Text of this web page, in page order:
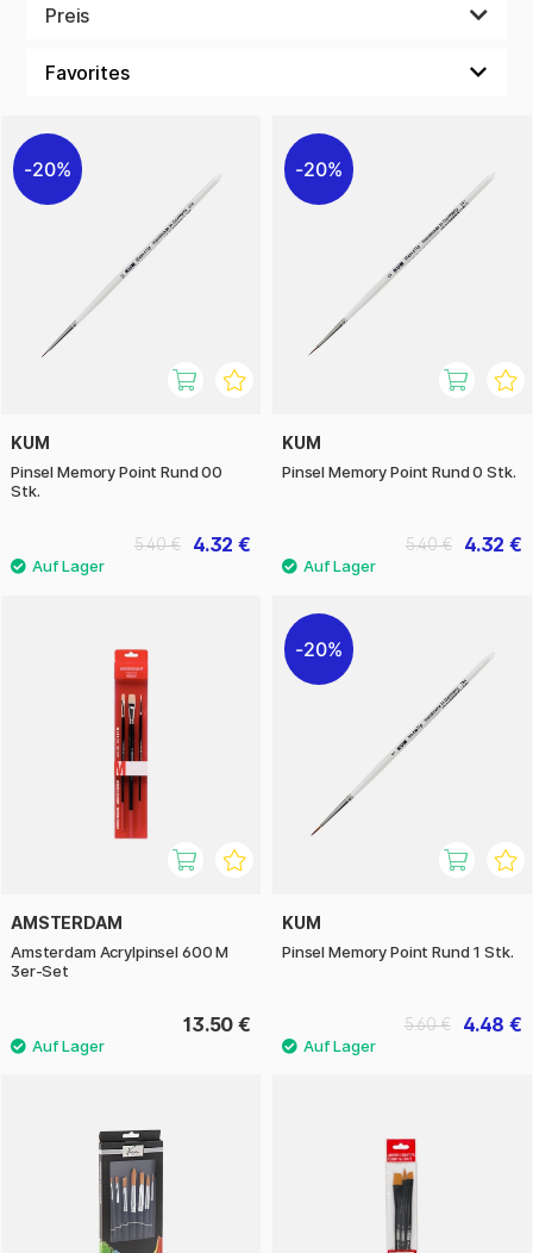
geht! Wenn du hingegen einen Spachtel suchst, um Farbe
Preis
20%
KUM
Pinsel Memory Point Rund 00
Stk.
4.32 €
5.40 €
20%
KUM
Pinsel Memory Point Rund 0 Stk.
4.32 €
5.40 €
AMSTERDAM
Amsterdam Acrylpinsel 600 M
3er-Set
13.50 €
20%
KUM
Pinsel Memory Point Rund 1 Stk.
4.48 €
5.60 €